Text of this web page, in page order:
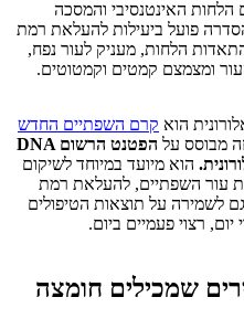
והמסכה
ביעילות להעלאת רמת
מעניק לעור נפח,
קמטים וקמטוטים.
קרם השפתיים החדש
עלהפטנט הרשוםDNA
מיועד במיוחד לשיקום
להעלאת רמת
על תוצאות הטיפולים
פעמיים ביום.
חומצה